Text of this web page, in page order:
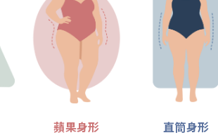
蘋果身形 直筒身形